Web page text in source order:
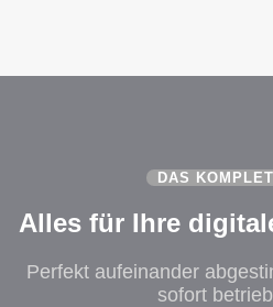
DAS
Alles für Ihre
Perfekt aufeinander
sofort